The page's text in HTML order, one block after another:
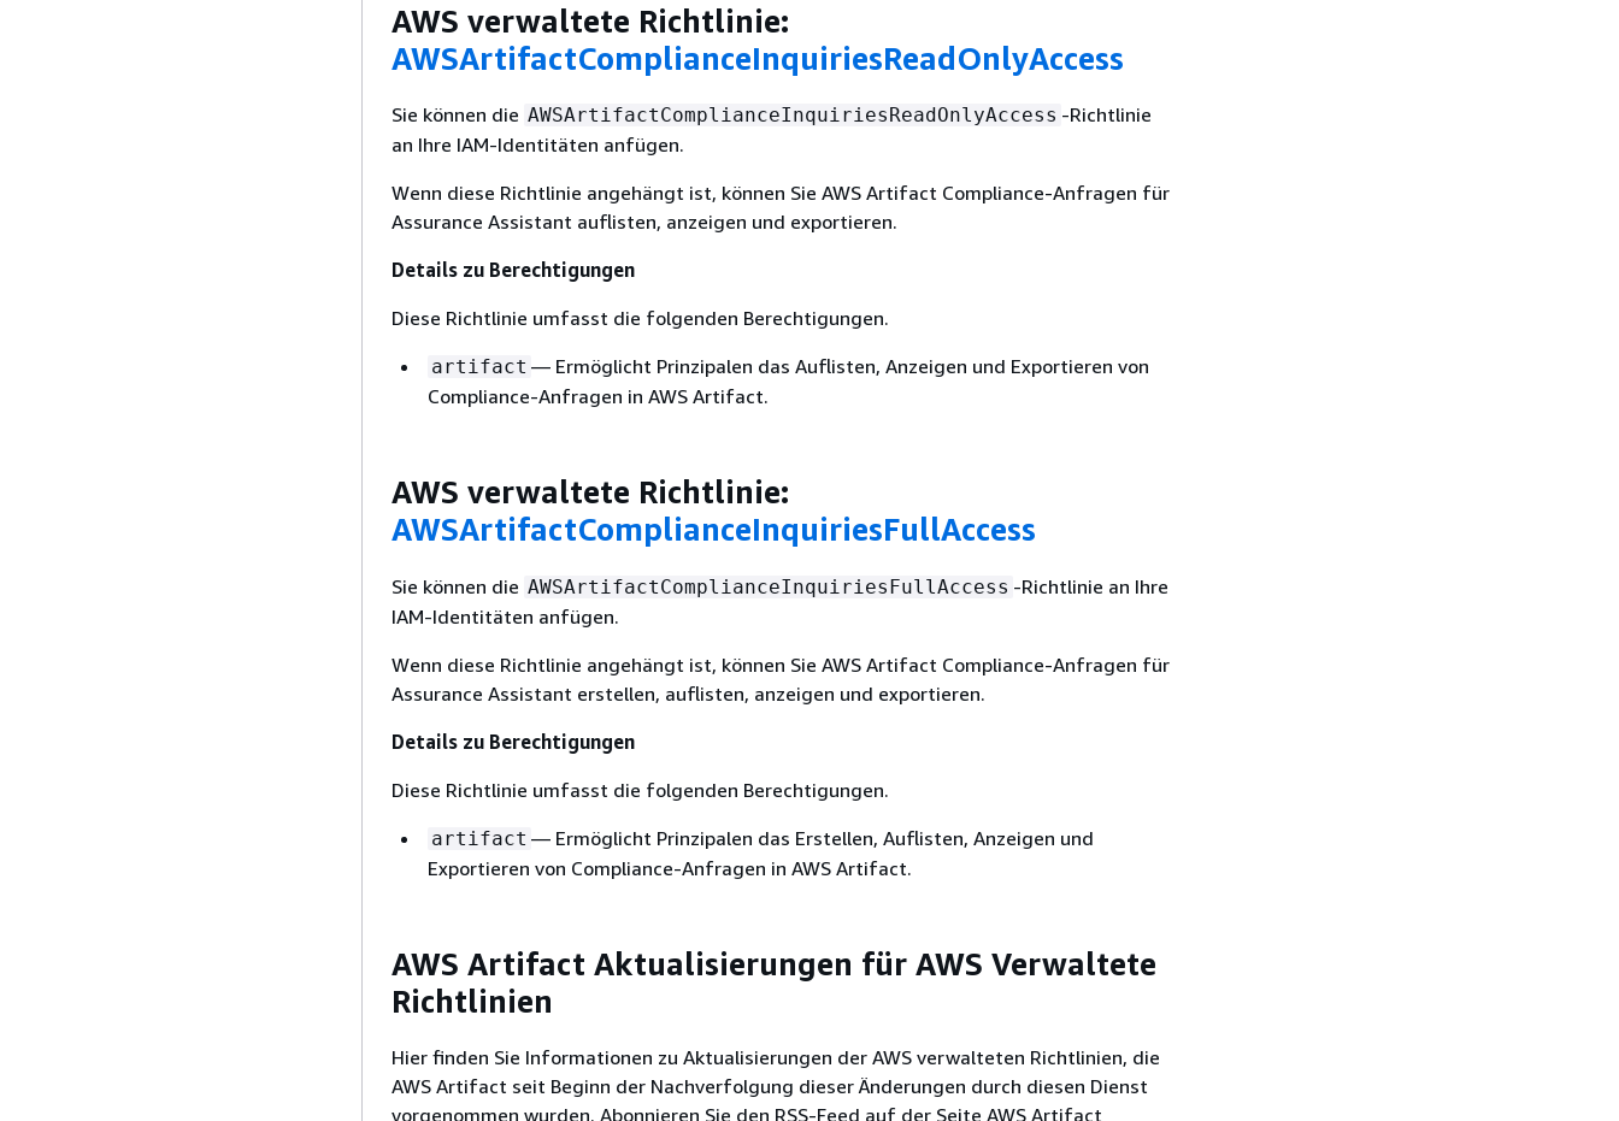
AWS verwaltete Richtlinie:
AWSArtifactComplianceInquiriesReadOnlyAccess
Sie können die AWSArtifactComplianceInquiriesReadOnlyAccess -Richtlinie
an Ihre IAM-Identitäten anfügen.
Wenn diese Richtlinie angehängt ist, können Sie AWS Artifact Compliance-Anfragen für
Assurance Assistant auflisten, anzeigen und exportieren.
Details zu Berechtigungen
Diese Richtlinie umfasst die folgenden Berechtigungen.
artifact — Ermöglicht Prinzipalen das Auflisten, Anzeigen und Exportieren von
Compliance-Anfragen in AWS Artifact.
AWS verwaltete Richtlinie:
AWSArtifactComplianceInquiriesFullAccess
Sie können die AWSArtifactComplianceInquiriesFullAccess -Richtlinie an Ihre
IAM-Identitäten anfügen.
Wenn diese Richtlinie angehängt ist, können Sie AWS Artifact Compliance-Anfragen für
Assurance Assistant erstellen, auflisten, anzeigen und exportieren.
Details zu Berechtigungen
Diese Richtlinie umfasst die folgenden Berechtigungen.
artifact — Ermöglicht Prinzipalen das Erstellen, Auflisten, Anzeigen und
Exportieren von Compliance-Anfragen in AWS Artifact.
AWS Artifact Aktualisierungen für AWS Verwaltete
Richtlinien
Hier finden Sie Informationen zu Aktualisierungen der AWS verwalteten Richtlinien, die
AWS Artifact seit Beginn der Nachverfolgung dieser Änderungen durch diesen Dienst
vorgenommen wurden. Abonnieren Sie den RSS-Feed auf der Seite AWS Artifact